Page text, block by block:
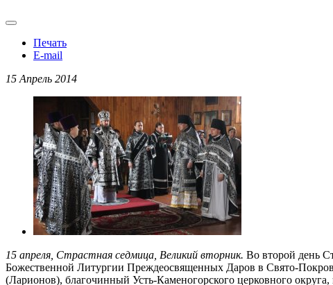
Печать
E-mail
15 Апрель 2014
15 апреля, Страстная седмица, Великий вторник. Во второй день
Божественной Литургии Преждеосвященных Даров в Свято-
(Ларионов), благочинный Усть-Каменогорского церковного